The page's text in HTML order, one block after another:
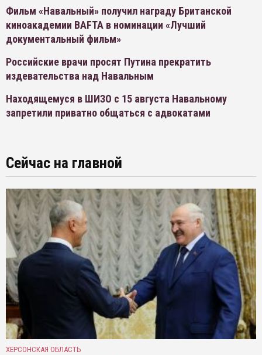
Фильм «Навальный» получил награду Британской
киноакадемии BAFTA в номинации «Лучший
документальный фильм»
Российские врачи просят Путина прекратить
издевательства над Навальным
Находящемуся в ШИЗО с 15 августа Навальному
запретили приватно общаться с адвокатами
Сейчас на главной
ХЕРСОНСКАЯ ОБЛАСТЬ